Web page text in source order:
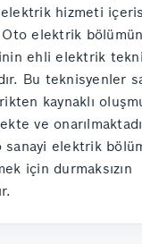
hizmeti
elektrik
ehli elektrik
Bu teknisyenler
kaynaklı
ve
sanayi elektrik
için durmaksızın